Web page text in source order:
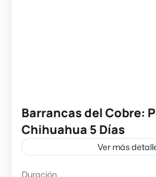
Barrancas del Cobre:
Chihuahua 5 Días
Ver más
Días de Salida:Ruta
Duración